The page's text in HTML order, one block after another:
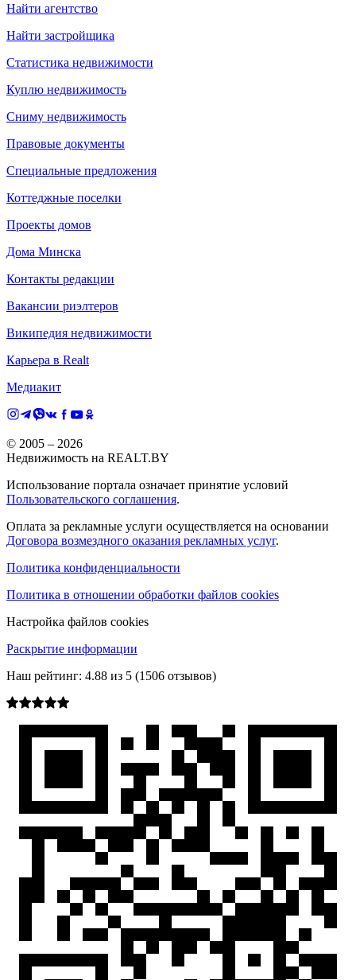
Найти агентство
Найти застройщика
Статистика недвижимости
Куплю недвижимость
Сниму недвижимость
Правовые документы
Специальные предложения
Коттеджные поселки
Проекты домов
Дома Минска
Контакты редакции
Вакансии риэлтеров
Википедия недвижимости
Карьера в Realt
Медиакит
© 2005 – 2026
Недвижимость на REALT.BY
Использование портала означает принятие условий
Пользовательского соглашения.
Оплата за рекламные услуги осуществляется на основании
Договора возмездного оказания рекламных услуг.
Политика конфиденциальности
Политика в отношении обработки файлов cookies
Настройка файлов cookies
Раскрытие информации
Наш рейтинг: 4.88 из 5 (1506 отзывов)